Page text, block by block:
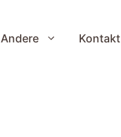
Andere Kontakt